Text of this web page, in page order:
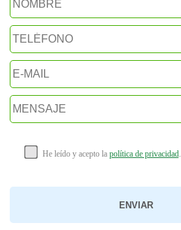
He leído y acepto la política de privacidad.